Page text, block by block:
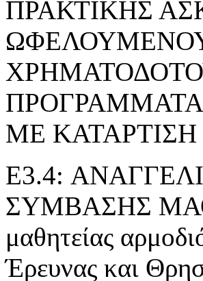
ΠΡΑΚΤΙΚΗΣ
ΜΕ ΚΑΤΑΡΤΙΣΗ
E3.4:
ΣΥΜΒΑΣΗΣ
μαθητείας
Έρευνας και